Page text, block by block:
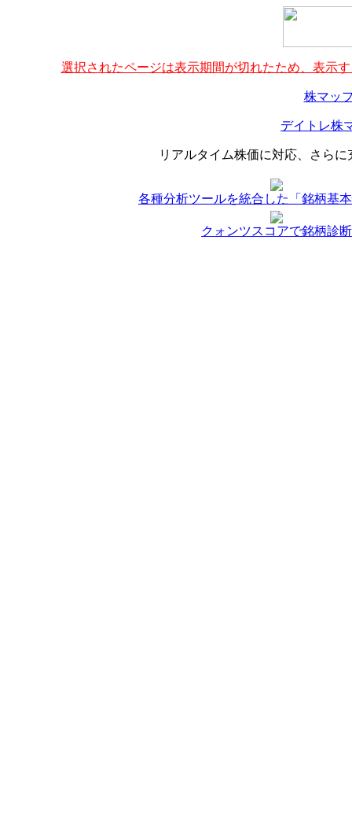
選択されたページは表示期間が切れたため、表示
株マッ
デイトレ株
リアルタイム株価に対応、さら
各種分析ツールを統合した「銘柄基
クォンツスコアで銘柄診断